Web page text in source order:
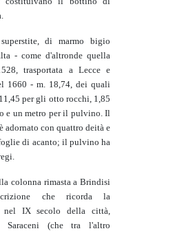
di marmo bigio
- come d'altronde quella
trasportata a Lecce e
1660 - m. 18,74, dei quali
per gli otto rocchi, 1,85
e un metro per il pulvino. Il
adornato con quattro deità e
di acanto; il pulvino ha
colonna rimasta a Brindisi
che ricorda la
nel IX secolo della città,
Saraceni (che tra l'altro